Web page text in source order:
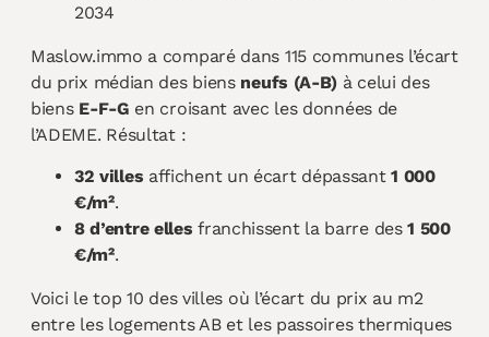
2034
Maslow.immo a comparé dans 115 communes l’écart
du prix médian des biens neufs (A-B) à celui des
biens E-F-G en croisant avec les données de
l’ADEME. Résultat :
32 villes affichent un écart dépassant1 000
€/m².
8 d’entre elles franchissent la barre des1 500
€/m².
Voici le top 10 des villes où l’écart du prix au m2
entre les logements AB et les passoires thermiques